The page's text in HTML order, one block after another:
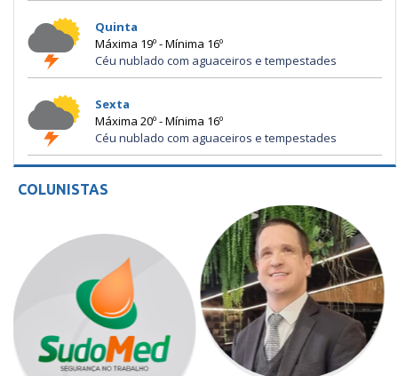
Quinta
Máxima 19º - Mínima 16º
Céu nublado com aguaceiros e tempestades
Sexta
Máxima 20º - Mínima 16º
Céu nublado com aguaceiros e tempestades
COLUNISTAS